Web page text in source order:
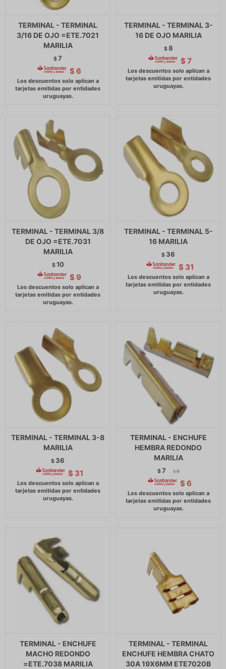
TERMINAL - TERMINAL
3/16 DE OJO =ETE.7021
MARILIA
$7
$ 6
TERMINAL - TERMINAL 3-
16 DE OJO MARILIA
$8
$ 7
TERMINAL - TERMINAL 3/8
DE OJO =ETE.7031
MARILIA
$10
$ 9
TERMINAL - TERMINAL 5-
16 MARILIA
$ 36
$ 31
TERMINAL - TERMINAL 3-8
MARILIA
$ 36
$ 31
TERMINAL - ENCHUFE
HEMBRA REDONDO
MARILIA
$7 $ 8
$ 6
TERMINAL - ENCHUFE
MACHO REDONDO
=ETE.7038 MARILIA
TERMINAL - TERMINAL
ENCHUFE HEMBRA CHATO
30A 19X6MM ETE7020B